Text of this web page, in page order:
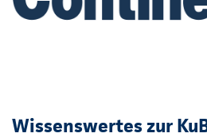
Wissenswertes zur